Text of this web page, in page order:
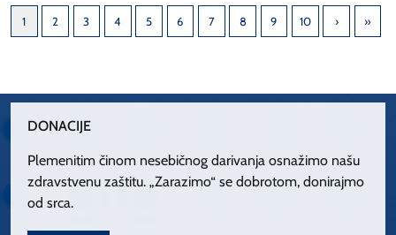
1 2 3 4 5 6 7 8 9 10
DONACIJE
Plemenitim činom nesebičnog darivanja osnažimo našu
zdravstvenu zaštitu. „Zarazimo“ se dobrotom, donirajmo
od srca.